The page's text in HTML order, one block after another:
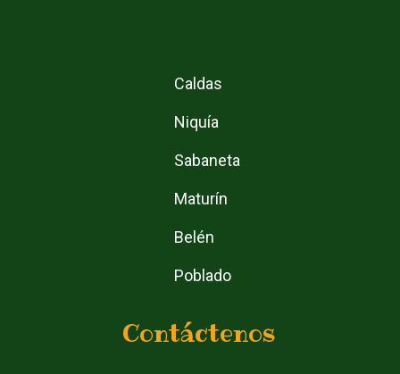
Caldas
Niquía
Sabaneta
Maturín
Belén
Poblado
Contáctenos